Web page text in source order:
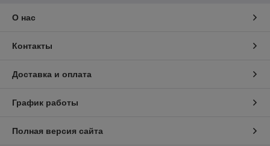
О нас
Контакты
Доставка и оплата
График работы
Полная версия сайта